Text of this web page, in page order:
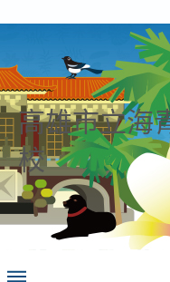
高雄市立海
校